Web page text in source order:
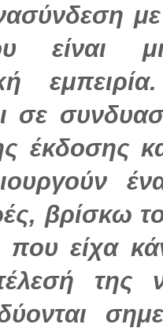
με
είναι
σε
έκδοσης
βρίσκω
που είχα
της